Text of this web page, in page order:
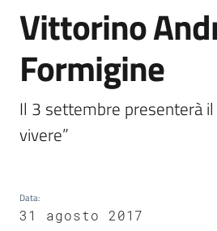
Novità
Servizi
Vivere
Formigine
Salta al contenuto
Vittorino
Formigine
Il 3 settembre presenterà il
vivere”
Data:
31 agosto 2017